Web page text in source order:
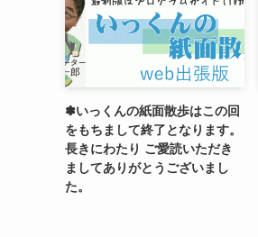
✽いっくんの紙面散歩はこの回
をもちまして終了となります。
長きにわたり ご愛読いただき
ましてありがとうございまし
た。